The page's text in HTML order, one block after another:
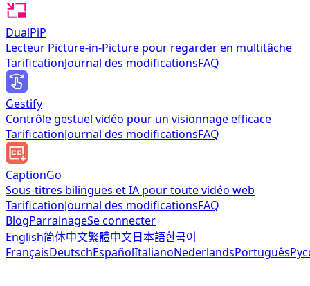
DualPiP
Lecteur Picture-in-Picture pour regarder en multitâche
TarificationJournal des modificationsFAQ
Gestify
Contrôle gestuel vidéo pour un visionnage efficace
TarificationJournal des modificationsFAQ
CaptionGo
Sous-titres bilingues et IA pour toute vidéo web
TarificationJournal des modificationsFAQ
BlogParrainageSe connecter
English简体中文繁體中文日本語한국어
FrançaisDeutschEspañolItalianoNederlandsPortuguês